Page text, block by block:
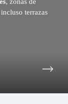
terrazas